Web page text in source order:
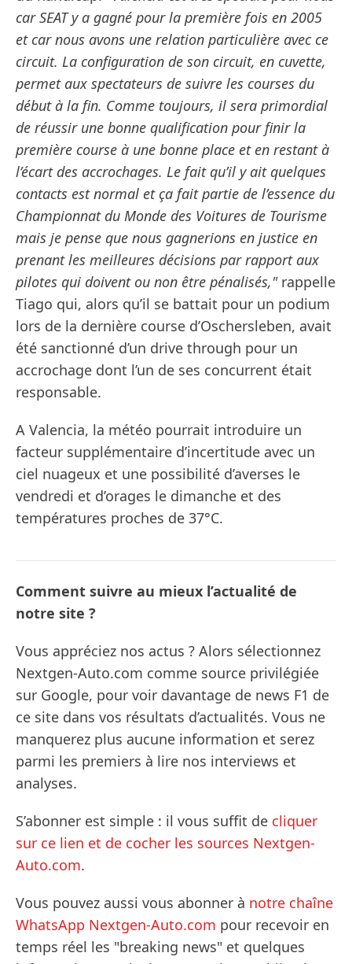
car SEAT y a gagné pour la première fois en 2005
et car nous avons une relation particulière avec ce
circuit. La configuration de son circuit, en cuvette,
permet aux spectateurs de suivre les courses du
début à la fin. Comme toujours, il sera primordial
de réussir une bonne qualification pour finir la
première course à une bonne place et en restant à
l’écart des accrochages. Le fait qu’il y ait quelques
contacts est normal et ça fait partie de l’essence du
Championnat du Monde des Voitures de Tourisme
mais je pense que nous gagnerions en justice en
prenant les meilleures décisions par rapport aux
pilotes qui doivent ou non être pénalisés,"rappelle
Tiago qui, alors qu’il se battait pour un podium
lors de la dernière course d’Oschersleben, avait
été sanctionné d’un drive through pour un
accrochage dont l’un de ses concurrent était
responsable.
A Valencia, la météo pourrait introduire un
facteur supplémentaire d’incertitude avec un
ciel nuageux et une possibilité d’averses le
vendredi et d’orages le dimanche et des
températures proches de 37°C.
Comment suivre au mieux l’actualité de
notre site ?
Vous appréciez nos actus ? Alors sélectionnez
Nextgen-Auto.com comme source privilégiée
sur Google, pour voir davantage de news F1 de
ce site dans vos résultats d’actualités. Vous ne
manquerez plus aucune information et serez
parmi les premiers à lire nos interviews et
analyses.
S’abonner est simple : il vous suffit de cliquer
sur ce lien et de cocher les sources Nextgen-
Auto.com.
Vous pouvez aussi vous abonner à notre chaîne
WhatsApp Nextgen-Auto.com pour recevoir en
temps réel les "breaking news" et quelques